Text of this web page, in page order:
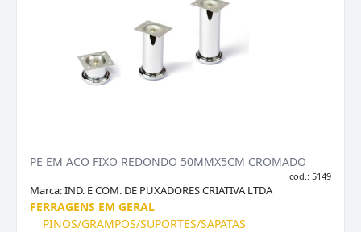
PE EM ACO FIXO REDONDO 50MMX5CM CROMADO
cod.: 5149
Marca:IND. E COM. DE PUXADORES CRIATIVA LTDA
FERRAGENS EM GERAL
PINOS/GRAMPOS/SUPORTES/SAPATAS